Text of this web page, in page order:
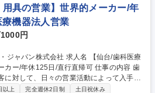
、自分だけの色を出していけるのが、この
変更範囲：無し（ただし本人の希望がある
募集職種 【松山】事務職/
「人の生きる」を支える企業
用具の営業】世界的メーカー/年
機器法人営業
円
社 求人名 【仙台/歯科医療
休125日/直行直帰可 仕事の内容 歯
に対して、日々の営業活動によって入手し
社製品の情報を提供し、自社製品の販売、
以上 完全週休2日制 土日祝休み